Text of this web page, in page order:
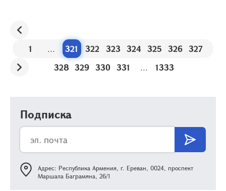
1 ... 321 322 323 324 325 326 327
328 329 330 331 ... 1333
Подписка
Адрес: Республика Армения, г. Ереван, 0024, проспект
Маршала Баграмяна, 26/1